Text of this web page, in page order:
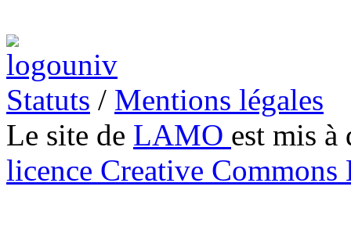
Statuts / Mentions légales
Le site de LAMO est mis à
licence Creative